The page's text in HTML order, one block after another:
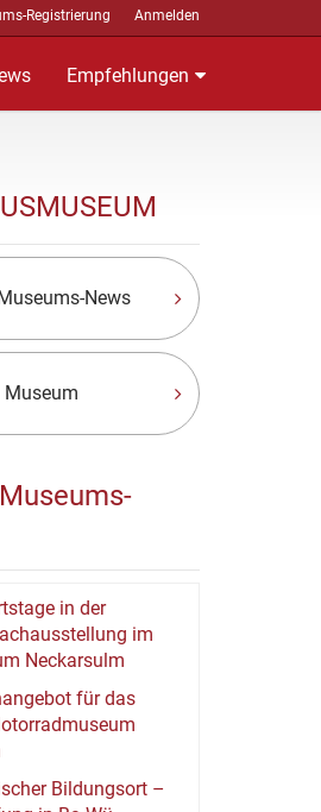
Registrierung Anmelden
Empfehlungen
News
in der
im
Neckarsulm
für das
Bildungsort –